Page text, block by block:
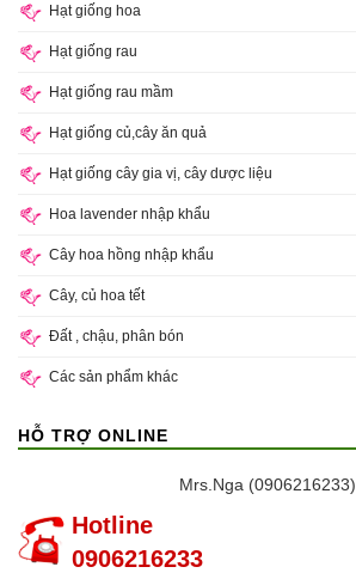
Hạt giống hoa
Hạt giống rau
Hạt giống rau mầm
Hạt giống củ,cây ăn quả
Hạt giống cây gia vị, cây dược liệu
Hoa lavender nhập khẩu
Cây hoa hồng nhập khẩu
Cây, củ hoa tết
Đất , chậu, phân bón
Các sản phẩm khác
HỖ TRỢ ONLINE
Mrs.Nga (0906216233)
Hotline
0906216233